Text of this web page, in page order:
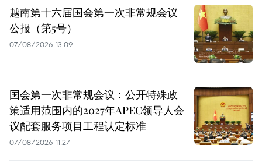
越南第十六届国会第一次非常规会议
公报（第5号）
07/08/2026 13:09
国会第一次非常规会议：公开特殊政
策适用范围内的2027年APEC领导人会
议配套服务项目工程认定标准
07/08/2026 11:27